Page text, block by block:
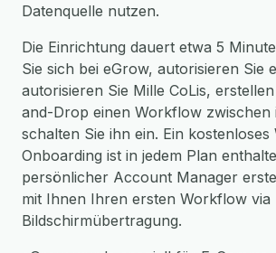
Datenquelle nutzen.
Die Einrichtung dauert etwa 5
Sie sich bei eGrow, autorisieren Sie
autorisieren Sie Mille CoLis,
and-Drop einen Workflow zwischen
schalten Sie ihn ein. Ein kostenloses
Onboarding ist in jedem Plan
persönlicher Account Manager
mit Ihnen Ihren ersten Workflow via
Bildschirmübertragung.